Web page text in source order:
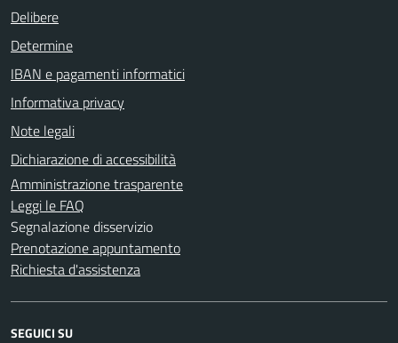
Delibere
Determine
IBAN e pagamenti informatici
Informativa privacy
Note legali
Dichiarazione di accessibilità
Amministrazione trasparente
Leggi le FAQ
Segnalazione disservizio
Prenotazione appuntamento
Richiesta d'assistenza
SEGUICI SU